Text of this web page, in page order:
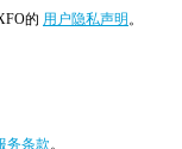
的 用户隐私声明 。
务条款。